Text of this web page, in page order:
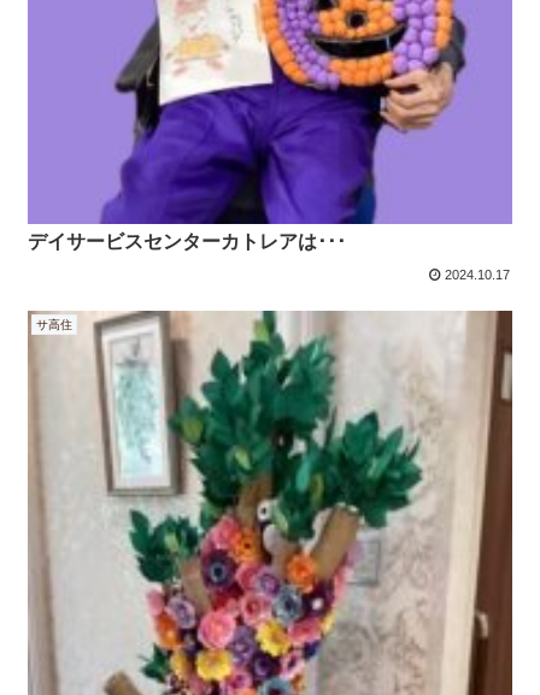
デイサービスセンターカトレアは･･･
2024.10.17
サ高住